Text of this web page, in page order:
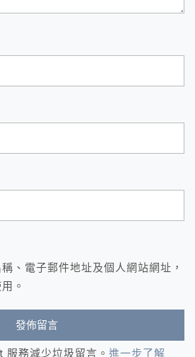
、電子郵件地址及個人網站網址，
。
務減少垃圾留言。 進一步了解